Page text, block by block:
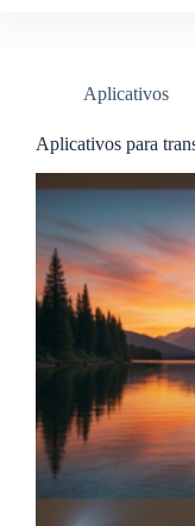
Aplicativos
Aplicativos para